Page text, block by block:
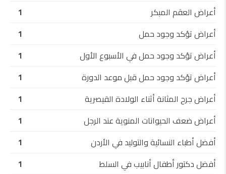
أعراض العقم المبكر
1
أعراض تؤكد وجود حمل
1
أعراض تؤكد وجود حمل في الأسبوع الأول
1
أعراض تؤكد وجود حمل قبل موعد الدورة
1
أعراض جرح المثانة أثناء الولادة القيصرية
1
أعراض ضعف الحيوانات المنوية عند الرجل
1
أفضل أطباء النسائية والتوليد في الأردن
1
أفضل دكتور أطفال أنابيب في السلط
1